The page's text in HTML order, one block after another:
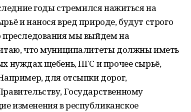
годы стремился нажиться на
и нанося вред природе, будут строго
преследования мы выйдем на
что муниципалитеты должны иметь
нуждах щебень, ПГС и прочее сырьё,
для отсыпки дорог,
Государственному
изменения в республиканское